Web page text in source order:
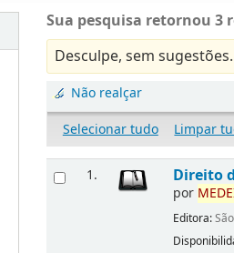
Sua pesquisa retornou 3
Desculpe, sem sugestões.
Não realçar
Selecionar tudo
Limpar
1. Direito
por MEDE
Editora: